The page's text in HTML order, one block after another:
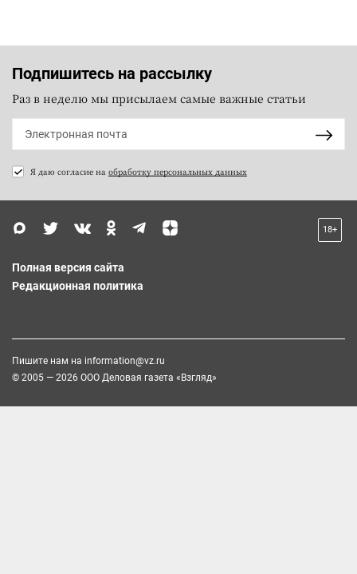
Подпишитесь на рассылку
Раз в неделю мы присылаем самые важные статьи
Я даю согласие на обработку персональных данных
18+
Полная версия сайта
Редакционная политика
Пишите нам на information@vz.ru
© 2005 — 2026 ООО Деловая газета «Взгляд»